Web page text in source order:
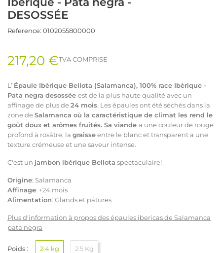
DESOSSÉE
Reference: 0102055800000
217,20 €TVA COMPRISE
L’ Épaule Ibèrique Bellota (Salamanca), 100% race Ibèrique -
Pata negra desossée est de la plus haute qualité avec un
affinage de plus de24 mois. Les épaules ont été séchés dans la
zone deSalamanca où la caractéristique de climat les rend le
goût doux et arômes fruités. Sa viande a une couleur de rouge
profond à rosâtre, la graisseentre le blanc et transparent a une
texture crémeuse et une saveur intense.
C'est un jambon ibérique Bellota spectaculaire!
Origine: Salamanca
Affinage: +24 mois
Alimentation: Glands et pâtures
Plus d'information à propos des épaules ibericas de Salamanca
pata negra
Poids : 2.4 kg 2.5 Kg